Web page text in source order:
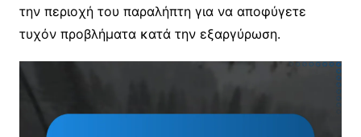
την περιοχή του παραλήπτη για να αποφύγετε
τυχόν προβλήματα κατά την εξαργύρωση.